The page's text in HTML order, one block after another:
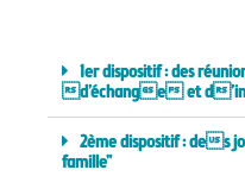
1er dispositif : des
d’échange et d
2ème dispositif : des
famille"